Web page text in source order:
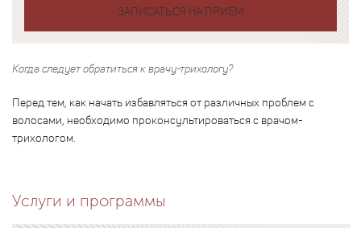
ЗАПИСАТЬСЯ НА ПРИЕМ
Когда следует обратиться к врачу-трихологу?
Перед тем, как начать избавляться от различных проблем с
волосами, необходимо проконсультироваться с врачом-
трихологом.
Услуги и программы